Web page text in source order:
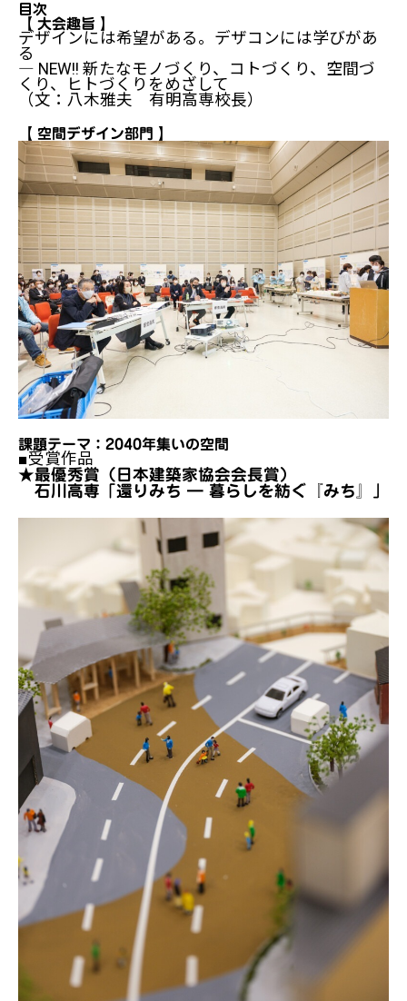
目次
【 大会趣旨 】
デザインには希望がある。デザコンには学びがあ
る
― NEW!! 新たなモノづくり、コトづくり、空間づ
くり、ヒトづくりをめざして
（文：八木雅夫 有明高専校長）
【 空間デザイン部門 】
課題テーマ：2040年集いの空間
■受賞作品
★最優秀賞（日本建築家協会会長賞）
石川高専「還りみち ― 暮らしを紡ぐ『みち』」